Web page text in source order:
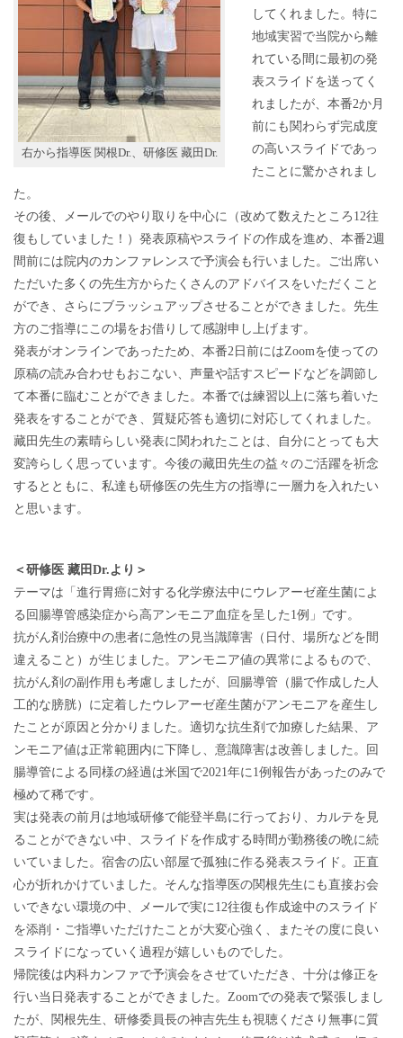
右から指導医 関根Dr.、研修医 藏田Dr.
してくれました。特に
地域実習で当院から離
れている間に最初の発
表スライドを送ってく
れましたが、本番2か月
前にも関わらず完成度
の高いスライドであっ
たことに驚かされまし
た。
その後、メールでのやり取りを中心に（改めて数えたところ12往
復もしていました！）発表原稿やスライドの作成を進め、本番2週
間前には院内のカンファレンスで予演会も行いました。ご出席い
ただいた多くの先生方からたくさんのアドバイスをいただくこと
ができ、さらにブラッシュアップさせることができました。先生
方のご指導にこの場をお借りして感謝申し上げます。
発表がオンラインであったため、本番2日前にはZoomを使っての
原稿の読み合わせもおこない、声量や話すスピードなどを調節し
て本番に臨むことができました。本番では練習以上に落ち着いた
発表をすることができ、質疑応答も適切に対応してくれました。
藏田先生の素晴らしい発表に関われたことは、自分にとっても大
変誇らしく思っています。今後の藏田先生の益々のご活躍を祈念
するとともに、私達も研修医の先生方の指導に一層力を入れたい
と思います。
＜研修医 藏田Dr.より＞
テーマは「進行胃癌に対する化学療法中にウレアーゼ産生菌によ
る回腸導管感染症から高アンモニア血症を呈した1例」です。
抗がん剤治療中の患者に急性の見当識障害（日付、場所などを間
違えること）が生じました。アンモニア値の異常によるもので、
抗がん剤の副作用も考慮しましたが、回腸導管（腸で作成した人
工的な膀胱）に定着したウレアーゼ産生菌がアンモニアを産生し
たことが原因と分かりました。適切な抗生剤で加療した結果、ア
ンモニア値は正常範囲内に下降し、意識障害は改善しました。回
腸導管による同様の経過は米国で2021年に1例報告があったのみで
極めて稀です。
実は発表の前月は地域研修で能登半島に行っており、カルテを見
ることができない中、スライドを作成する時間が勤務後の晩に続
いていました。宿舎の広い部屋で孤独に作る発表スライド。正直
心が折れかけていました。そんな指導医の関根先生にも直接お会
いできない環境の中、メールで実に12往復も作成途中のスライド
を添削・ご指導いただけたことが大変心強く、またその度に良い
スライドになっていく過程が嬉しいものでした。
帰院後は内科カンファで予演会をさせていただき、十分は修正を
行い当日発表することができました。Zoomでの発表で緊張しまし
たが、関根先生、研修委員長の神吉先生も視聴くださり無事に質